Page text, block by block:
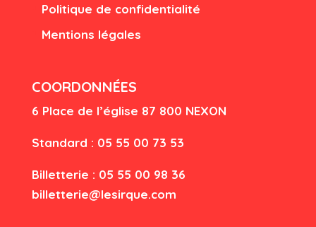
Politique de confidentialité
Mentions légales
COORDONNÉES
6 Place de l’église 87 800 NEXON
Standard : 05 55 00 73 53
Billetterie : 05 55 00 98 36
billetterie@lesirque.com